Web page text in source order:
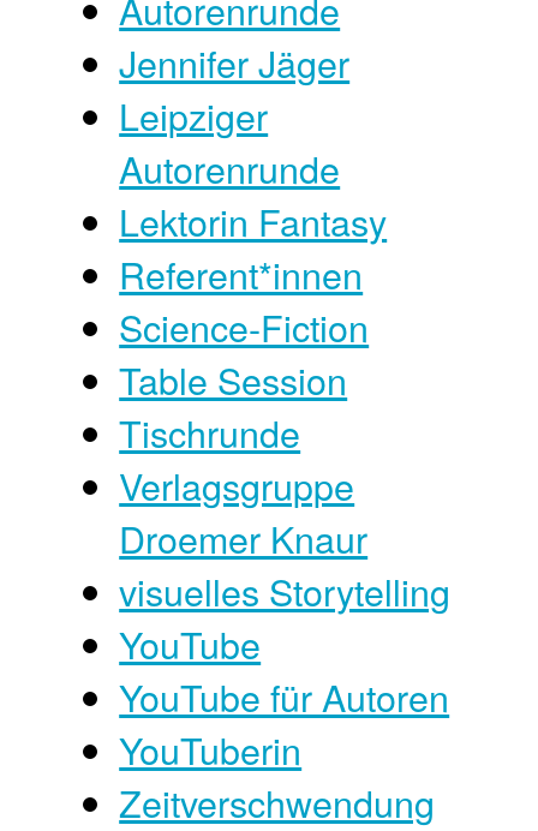
Jennifer Jäger
Leipziger
Autorenrunde
Lektorin Fantasy
Referent*innen
Science-Fiction
Table Session
Tischrunde
Verlagsgruppe
Droemer Knaur
visuelles Storytelling
YouTube
YouTube für Autoren
YouTuberin
Zeitverschwendung